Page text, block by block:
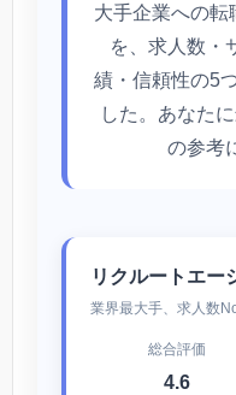
大手企業への転
を、求人数・
績・信頼性の5
した。あなた
の参考
リクルートエー
業界最大手、求人数
総合評価
4.6